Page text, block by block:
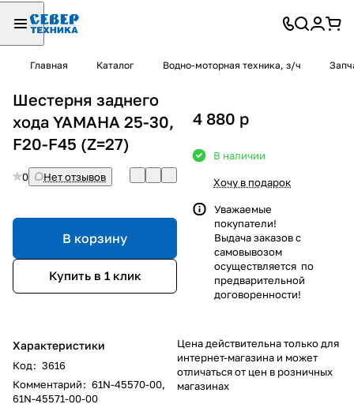
Главная Каталог Водно-моторная техника, з/ч
Шестерня заднего
хода YAMAHA 25-30,
F20-F45 (Z=27)
0 Нет отзывов
В корзину
Купить в 1 клик
Характеристики
Код: 3616
Комментарий: 61N-45570-00,
61N-45571-00-00
4 880 p
В наличии
Хочу в подарок
Уважаемые
покупатели!
Выдача заказов с
самовывозом
осуществляется по
предварительной
договоренности!
Цена действительна только для
интернет-магазина и может
отличаться от цен в розничных
магазинах